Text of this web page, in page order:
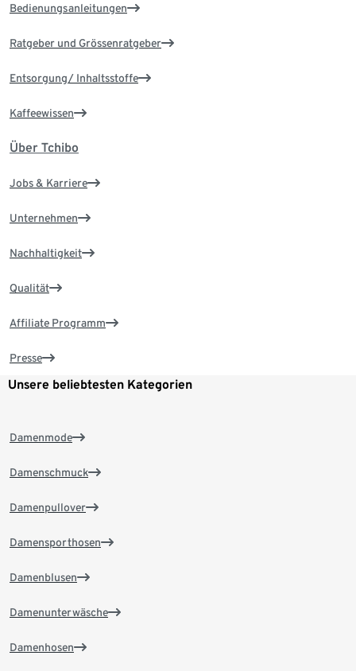
Bedienungsanleitungen
Ratgeber und Grössenratgeber
Entsorgung/ Inhaltsstoffe
Kaffeewissen
Über Tchibo
Jobs & Karriere
Unternehmen
Nachhaltigkeit
Qualität
Affiliate Programm
Presse
Unsere beliebtesten Kategorien
Damenmode
Damenschmuck
Damenpullover
Damensporthosen
Damenblusen
Damenunterwäsche
Damenhosen